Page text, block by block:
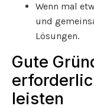
Wenn mal
und
Lösungen.
Gute
leisten